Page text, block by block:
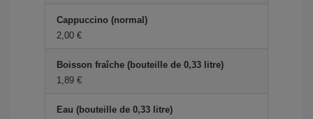
Cappuccino (normal)
2,00 €
Boisson fraîche (bouteille de 0,33 litre)
1,89 €
Eau (bouteille de 0,33 litre)